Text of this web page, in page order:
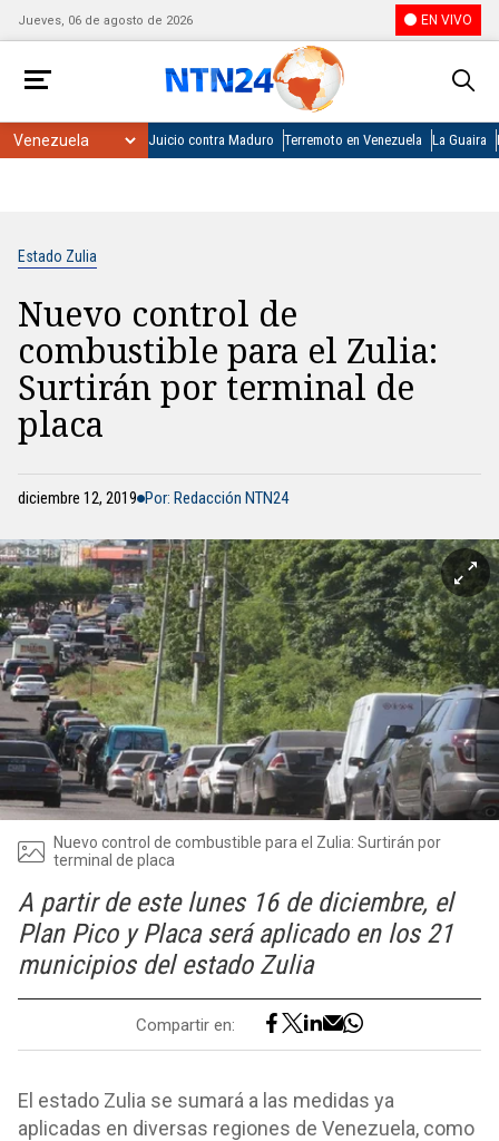
Jueves, 06 de agosto de 2026 EN VIVO
Juicio contra Maduro Terremoto en Venezuela La Guaira
Estado Zulia
Nuevo control de
combustible para el Zulia:
Surtirán por terminal de
placa
diciembre 12, 2019 Por: Redacción NTN24
Nuevo control de combustible para el Zulia: Surtirán por
terminal de placa
A partir de este lunes 16 de diciembre, el
Plan Pico y Placa será aplicado en los 21
municipios del estado Zulia
Compartir en:
El estado Zulia se sumará a las medidas ya
aplicadas en diversas regiones de Venezuela, como